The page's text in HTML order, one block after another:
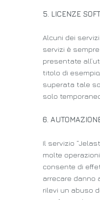
5. LICENZE
Alcuni dei
servizi è
presentate
titolo di
superata tale
solo
6.
Il servizio
molte
consente di
arrecare danno
rilevi un abuso